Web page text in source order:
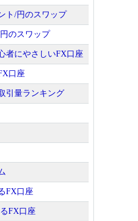
ト/円のスワップ
のスワップ
者にやさしいFX口座
口座
引量ランキング
FX口座
FX口座